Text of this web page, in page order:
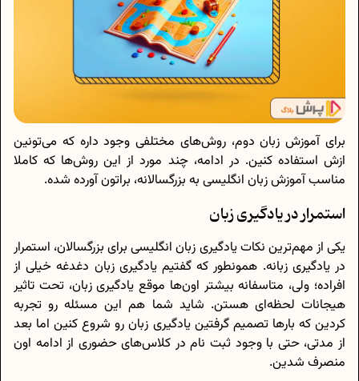
برای آموزش زبان دوم، روش‌های مختلفی وجود داره که می‌تونین
ازش استفاده کنین. در ادامه، چند مورد از این روش‌ها که کاملا
مناسب آموزش زبان انگلیسی به بزرگسالانه، براتون آورده شده.
استمرار در یادگیری زبان
یکی از مهم‌ترین نکات یادگیری زبان انگلیسی برای بزرگسالان، استمرار
در یادگیری زبانه. همونطور که گفتیم یادگیری زبان دغدغه خیلی از
افراده؛ ولی، متاسفانه بیشتر اون‌ها موقع یادگیری زبان، تحت تاثیر
هیجانات لحظه‌ای هستن. شاید شما هم این مسئله رو تجربه
کردین که بارها تصمیم گرفتین یادگیری زبان رو شروع کنین اما بعد
از مدتی، حتی با وجود ثبت نام در کلاس‌های حضوری از ادامه اون
منصرف شدین.